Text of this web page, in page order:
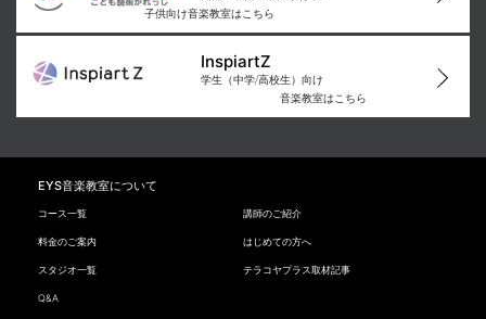
子供向け音楽教室はこちら
InspiartZ
学生（中学/高校生）向け
音楽教室はこちら
EYS音楽教室について
コース一覧 講師のご紹介
料金のご案内 はじめての方へ
スタジオ一覧 テラコヤプラス取材記事
Q&A